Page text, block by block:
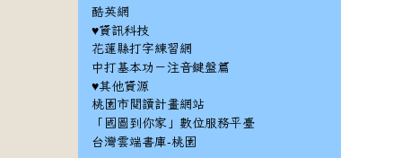
酷英網
♥資訊科技
花蓮縣打字練習網
中打基本功－注音鍵盤篇
♥其他資源
桃園市閱讀計畫網站
「國圖到你家」數位服務平臺
台灣雲端書庫-桃園